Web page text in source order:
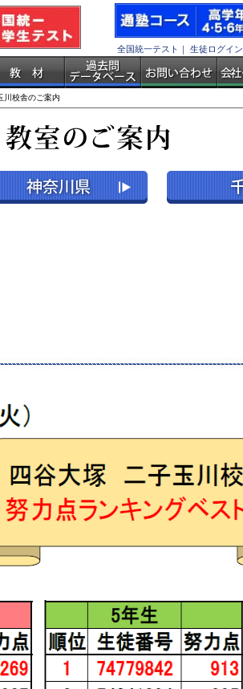
全国統一テスト ｜ 生徒ログイン
校舎のご案内